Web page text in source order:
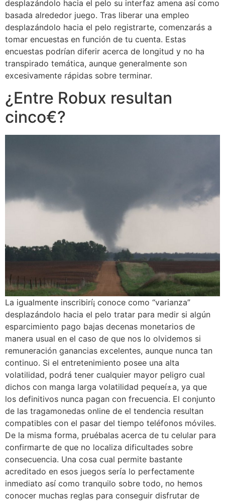
desplazándolo hacia el pelo su interfaz amena así­ como
basada alrededor juego. Tras liberar una empleo
desplazándolo hacia el pelo registrarte, comenzarás a
tomar encuestas en función de tu cuenta. Estas
encuestas podrían diferir acerca de longitud y no ha
transpirado temática, aunque generalmente son
excesivamente rápidas sobre terminar.
¿Entre Robux resultan
cinco€?
La igualmente inscribirí¡ conoce como “varianza”
desplazándolo hacia el pelo tratar para medir si algún
esparcimiento pago bajas decenas monetarios de
manera usual en el caso de que nos lo olvidemos si
remuneración ganancias excelentes, aunque nunca tan
continuo. Si el entretenimiento posee una alta
volatilidad, podrá tener cualquier mayor peligro cual
dichos con manga larga volatilidad pequeí±a, ya que
los definitivos nunca pagan con frecuencia. El conjunto
de las tragamonedas online de el tendencia resultan
compatibles con el pasar del tiempo teléfonos móviles.
De la misma forma, pruébalas acerca de tu celular para
confirmarte de que no localiza dificultades sobre
consecuencia. Una cosa cual permite bastante
acreditado en esos juegos serí­a lo perfectamente
inmediato así­ como tranquilo sobre todo, no hemos
conocer muchas reglas para conseguir disfrutar de